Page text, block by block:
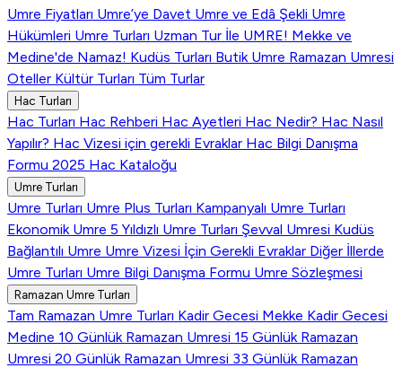
Umre Fiyatları Umre’ye Davet Umre ve Edâ Şekli Umre
Hükümleri Umre Turları Uzman Tur İle UMRE! Mekke ve
Medine'de Namaz! Kudüs Turları Butik Umre Ramazan Umresi
Oteller Kültür Turları Tüm Turlar
Hac Turları
Hac Turları Hac Rehberi Hac Ayetleri Hac Nedir? Hac Nasıl
Yapılır? Hac Vizesi için gerekli Evraklar Hac Bilgi Danışma
Formu 2025 Hac Kataloğu
Umre Turları
Umre Turları Umre Plus Turları Kampanyalı Umre Turları
Ekonomik Umre 5 Yıldızlı Umre Turları Şevval Umresi Kudüs
Bağlantılı Umre Umre Vizesi İçin Gerekli Evraklar Diğer İllerde
Umre Turları Umre Bilgi Danışma Formu Umre Sözleşmesi
Ramazan Umre Turları
Tam Ramazan Umre Turları Kadir Gecesi Mekke Kadir Gecesi
Medine 10 Günlük Ramazan Umresi 15 Günlük Ramazan
Umresi 20 Günlük Ramazan Umresi 33 Günlük Ramazan